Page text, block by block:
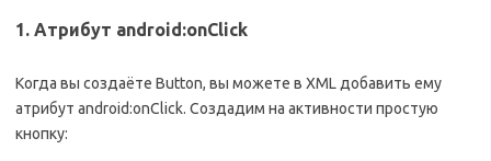
1. Атрибут android:onClick
Когда вы создаёте Button, вы можете в XML добавить ему
атрибут android:onClick. Создадим на активности простую
кнопку: